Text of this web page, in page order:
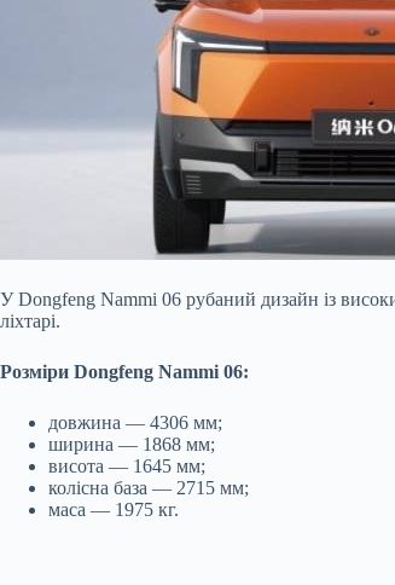
У Dongfeng Nammi 06 рубаний дизайн із
ліхтарі.
Розміри Dongfeng Nammi 06:
довжина — 4306 мм;
ширина — 1868 мм;
висота — 1645 мм;
колісна база — 2715 мм;
маса — 1975 кг.